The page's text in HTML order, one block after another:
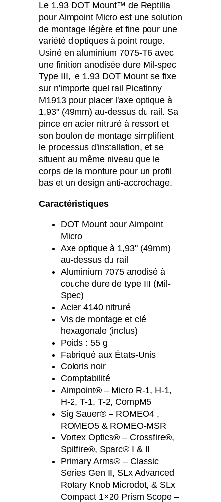
Le 1.93 DOT Mount™ de Reptilia
pour Aimpoint Micro est une solution
de montage légère et fine pour une
variété d'optiques à point rouge.
Usiné en aluminium 7075-T6 avec
une finition anodisée dure Mil-spec
Type III, le 1.93 DOT Mount se fixe
sur n'importe quel rail Picatinny
M1913 pour placer l'axe optique à
1,93" (49mm) au-dessus du rail. Sa
pince en acier nitruré à ressort et
son boulon de montage simplifient
le processus d'installation, et se
situent au même niveau que le
corps de la monture pour un profil
bas et un design anti-accrochage.
Caractéristiques
DOT Mount pour Aimpoint
Micro
Axe optique à 1,93" (49mm)
au-dessus du rail
Aluminium 7075 anodisé à
couche dure de type III (Mil-
Spec)
Acier 4140 nitruré
Vis de montage et clé
hexagonale (inclus)
Poids : 55 g
Fabriqué aux États-Unis
Coloris noir
Comptabilité
Aimpoint® – Micro R-1, H-1,
H-2, T-1, T-2, CompM5
Sig Sauer® – ROMEO4 ,
ROMEO5 & ROMEO-MSR
Vortex Optics® – Crossfire®,
Spitfire®, Sparc® I & II
Primary Arms® – Classic
Series Gen II, SLx Advanced
Rotary Knob Microdot, & SLx
Compact 1×20 Prism Scope –